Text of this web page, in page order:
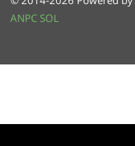
ANPC SOL